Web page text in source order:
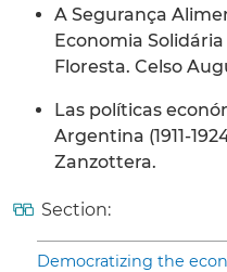
A Segurança
Economia
Floresta. Celso
Las políticas
Argentina (1911-
Zanzottera.
Section:
Democratizing the